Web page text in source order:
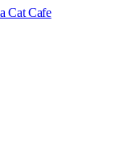
Cat Cafe